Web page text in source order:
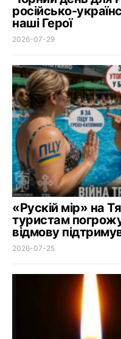
російсько-
наші Герої
2026-07-29
«Рускій мір» на
туристам
відмову
2026-07-25